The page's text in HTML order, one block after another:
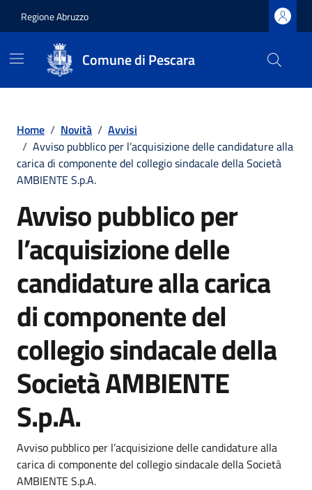
Regione Abruzzo
Comune di Pescara
Home / Novità / Avvisi
/ Avviso pubblico per l’acquisizione delle candidature alla
carica di componente del collegio sindacale della Società
AMBIENTE S.p.A.
Avviso pubblico per
l’acquisizione delle
candidature alla carica
di componente del
collegio sindacale della
Società AMBIENTE
S.p.A.
Dettagli della notizia
Avviso pubblico per l’acquisizione delle candidature alla
carica di componente del collegio sindacale della Società
AMBIENTE S.p.A.